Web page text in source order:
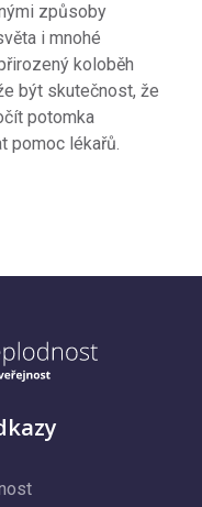
způsoby
i mnohé
koloběh
být skutečnost, že
potomka
pomoc lékařů.